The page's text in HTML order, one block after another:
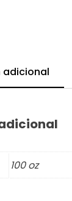
adicional
100 oz